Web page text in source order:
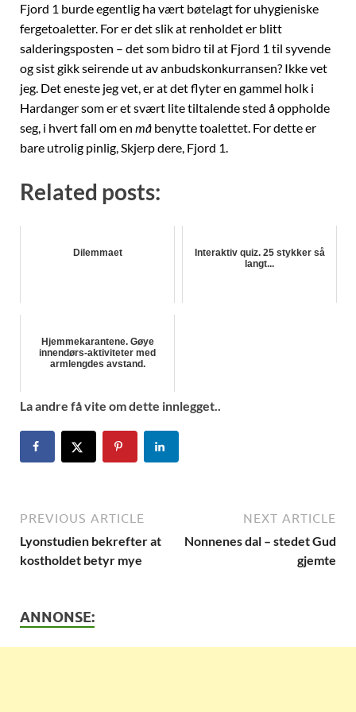
Fjord 1 burde egentlig ha vært bøtelagt for uhygieniske
fergetoaletter. For er det slik at renholdet er blitt
salderingsposten – det som bidro til at Fjord 1 til syvende
og sist gikk seirende ut av anbudskonkurransen? Ikke vet
jeg. Det eneste jeg vet, er at det flyter en gammel holk i
Hardanger som er et svært lite tiltalende sted å oppholde
seg, i hvert fall om en må benytte toalettet. For dette er
bare utrolig pinlig, Skjerp dere, Fjord 1.
Related posts:
Dilemmaet
Interaktiv quiz. 25 stykker så
langt...
Hjemmekarantene. Gøye
innendørs-aktiviteter med
armlengdes avstand.
La andre få vite om dette innlegget..
PREVIOUS ARTICLE
Lyonstudien bekrefter at
kostholdet betyr mye
NEXT ARTICLE
Nonnenes dal – stedet Gud
gjemte
ANNONSE: